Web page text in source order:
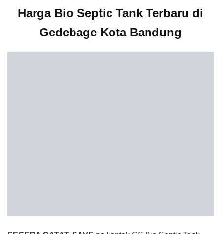
Harga Bio Septic Tank Terbaru di
Gedebage Kota Bandung